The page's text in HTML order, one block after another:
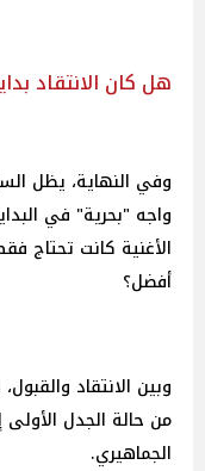
هل كان الانتقاد
وفي النهاية، يظل
واجه "بحرية" في
الأغنية كانت
أفضل؟
وبين الانتقاد
من حالة الجدل
الجماهيري.